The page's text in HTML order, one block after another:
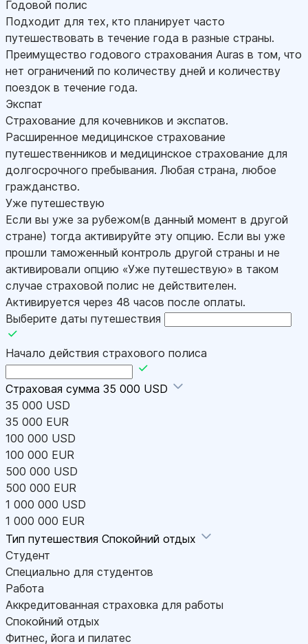
Годовой полис
Подходит для тех, кто планирует часто
путешествовать в течение года в разные страны.
Преимущество годового страхования Auras в том, что
нет ограничений по количеству дней и количеству
поездок в течение года.
Экспат
Страхование для кочевников и экспатов.
Расширенное медицинское страхование
путешественников и медицинское страхование для
долгосрочного пребывания. Любая страна, любое
гражданство.
Уже путешествую
Если вы уже за рубежом(в данный момент в другой
стране) тогда активируйте эту опцию. Если вы уже
прошли таможенный контроль другой страны и не
активировали опцию «Уже путешествую» в таком
случае страховой полис не действителен.
Активируется через 48 часов после оплаты.
Выберите даты путешествия
Начало действия страхового полиса
Страховая сумма 35 000 USD
35 000 USD
35 000 EUR
100 000 USD
100 000 EUR
500 000 USD
500 000 EUR
1 000 000 USD
1 000 000 EUR
Тип путешествия Спокойний отдых
Студент
Специально для студентов
Работа
Аккредитованная страховка для работы
Спокойний отдых
Фитнес, йога и пилатес